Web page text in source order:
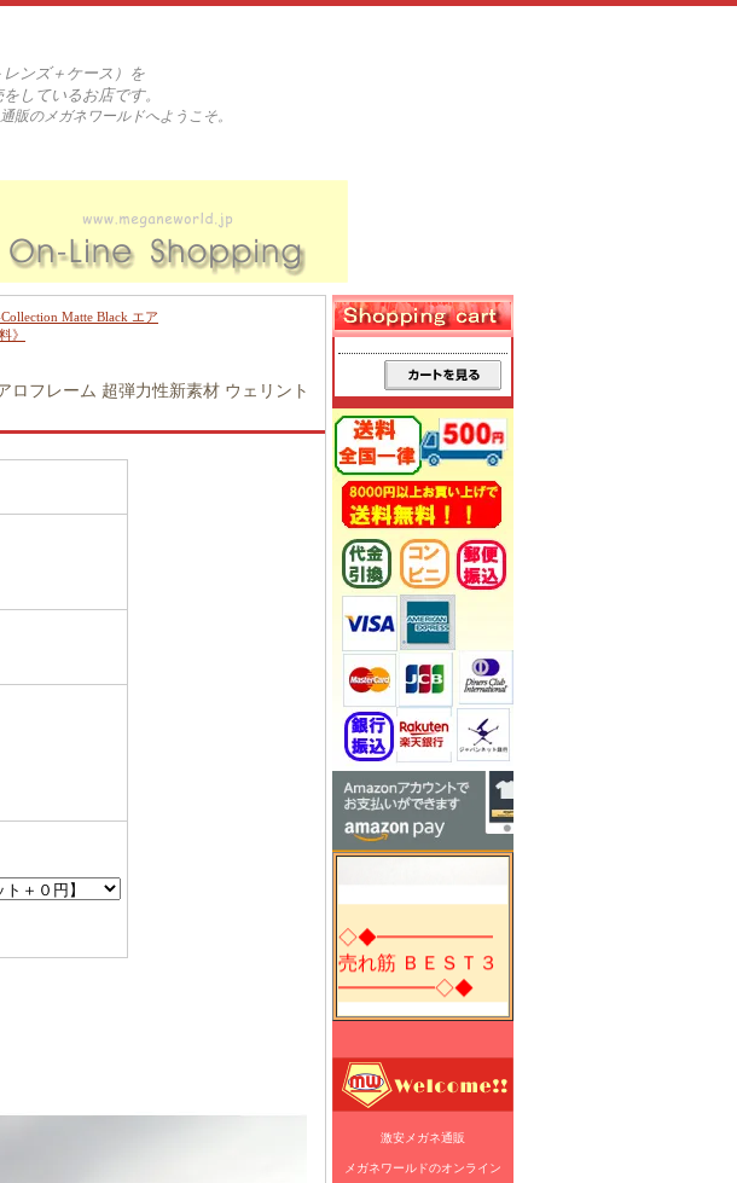
ンズ＋ケース）を
しているお店です。
販のメガネワールドへようこそ。
Matte Black エア
》
ロフレーム 超弾力性新素材 ウェリント
◇◆━━━━━━
売れ筋 ＢＥＳＴ１
━━━━━◇◆
◇◆━━━━━━
売れ筋 ＢＥＳＴ２
━━━━━◇◆
◇◆━━━━━━
売れ筋 ＢＥＳＴ３
激安メガネ通販
メガネワールドのオンライン